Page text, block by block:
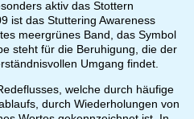
aktiv das Stottern
ist das Stuttering Awareness
meergrünes Band, das Symbol
steht für die Beruhigung, die der
Umgang findet.
welche durch häufige
durch Wiederholungen von